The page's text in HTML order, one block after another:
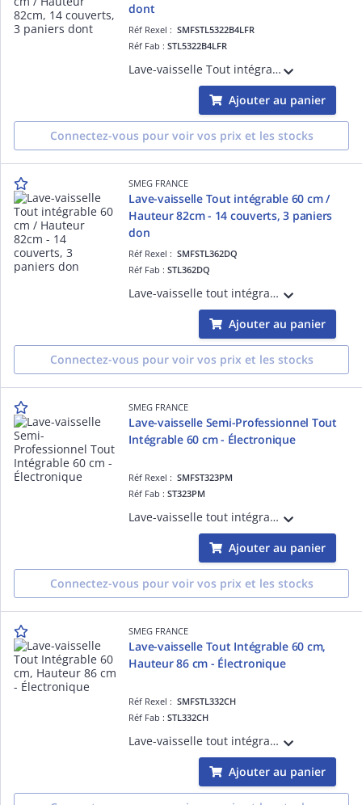
dont
Réf Rexel :SMFSTL5322B4LFR
Réf Fab :STL5322B4LFR
Lave-vaisselle Tout intégrable 60 cm / Hauteur 82cm, 14 couverts, 3 paniers dont tiroir couverts FlexiDuo, Bras de lavage Orbital, Bandeau de commandes Easy+ noir, 7 températures et 10+1 programmes, Système de sécurité Stop aqua total, Dépa
Ajouter au panier
Connectez-vous pour voir vos prix et les stocks
SMEG FRANCE
Lave-vaisselle Tout intégrable 60 cm /
Hauteur 82cm - 14 couverts, 3 paniers
don
Réf Rexel :SMFSTL362DQ
Réf Fab :STL362DQ
Lave-vaisselle tout intégrable hauteur 82 cm, 3 paniers - 14 couverts, Moteur inverter 2.0, Bandeau de commande tactile noir, Cuve et porte inox - PROGRAMMES / FONCTIONS : 8 programmes dont : Progr. 1 heure, Autonettoyant et Auto 50°-60°C +
Ajouter au panier
Connectez-vous pour voir vos prix et les stocks
SMEG FRANCE
Lave-vaisselle Semi-Professionnel Tout
Intégrable 60 cm - Électronique
Réf Rexel :SMFST323PM
Réf Fab :ST323PM
Lave-vaisselle tout intégrable semi-professionnel, hauteur 82 cm- 14 couverts, Moteur inverter 2.0, Bandeau de commande gris métal, Cuve et porte inox- PROGRAMMES / FONCTIONS : 11 programmes dont : Ultra-rapide 14min, Hygiène 99,9%, Progr.
Ajouter au panier
Connectez-vous pour voir vos prix et les stocks
SMEG FRANCE
Lave-vaisselle Tout Intégrable 60 cm,
Hauteur 86 cm - Électronique
Réf Rexel :SMFSTL332CH
Réf Fab :STL332CH
Lave-vaisselle tout intégrable hauteur 86 cm, 3 paniers - 13 couverts, Moteur inverter 2.0, Bandeau de commande gris métal, Cuve et porte inox - PROGRAMMES / FONCTIONS : 11 programmes dont : Hygiène 99,9%, Progr. 1 heure, Silence (- 2 dB),
Ajouter au panier